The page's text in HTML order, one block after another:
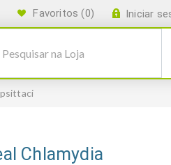
Iniciar
Favoritos (0)
Chlamydia